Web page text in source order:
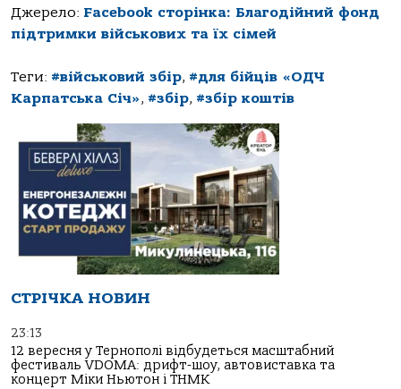
Джерело: Facebook сторінка: Благодійний фонд
підтримки військових та їх сімей
Теги: #військовий збір, #для бійців «ОДЧ
Карпатська Січ», #збір, #збір коштів
СТРІЧКА НОВИН
23:13
12 вересня у Тернополі відбудеться масштабний
фестиваль VDOMA: дрифт-шоу, автовиставка та
концерт Міки Ньютон і ТНМК